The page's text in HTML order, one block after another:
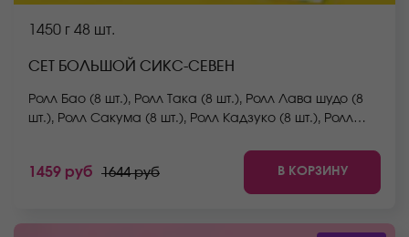
1450 г 48 шт.
СЕТ БОЛЬШОЙ СИКС-СЕВЕН
Ролл Бао (8 шт.), Ролл Така (8 шт.), Ролл Лава шудо (8
шт.), Ролл Сакума (8 шт.), Ролл Кадзуко (8 шт.), Ролл
соевый соус. Они не входят в стоимость заказа.
*Внешний вид блюда может отличаться от фото на
1459 руб 1644 руб В КОРЗИНУ